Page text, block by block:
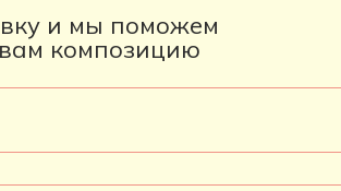
и мы поможем
композицию